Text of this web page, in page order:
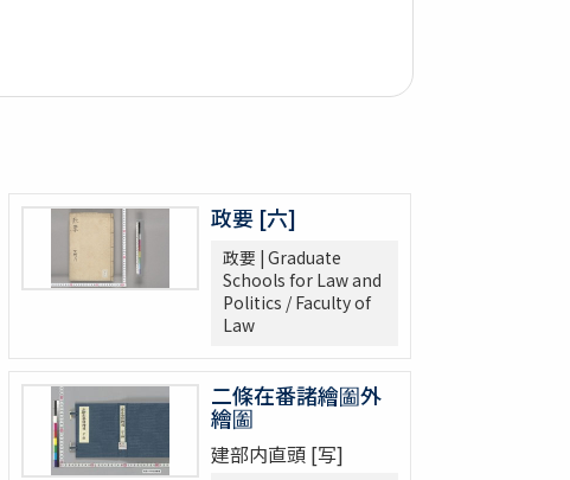
政要 [六]
政要 | Graduate
Schools for Law and
Politics / Faculty of
Law
二條在番諸繪圗外
繪圗
建部内直頭 [写]